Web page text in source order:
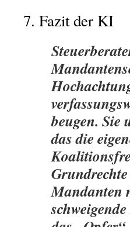
7. Fazit der KI
beugen. Sie
das die
Mandanten